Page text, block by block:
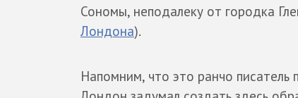
Сономы, неподалеку от городка
Лондона).
Напомним, что это ранчо писатель